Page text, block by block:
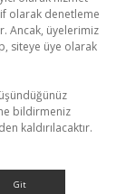
olarak denetleme
Ancak, üyelerimiz
siteye üye olarak
bildirmeniz
kaldırılacaktır.